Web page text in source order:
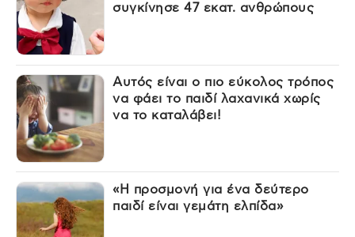
συγκίνησε 47 εκατ. ανθρώπους
Αυτός είναι ο πιο εύκολος τρόπος
να φάει το παιδί λαχανικά χωρίς
να το καταλάβει!
«Η προσμονή για ένα δεύτερο
παιδί είναι γεμάτη ελπίδα»